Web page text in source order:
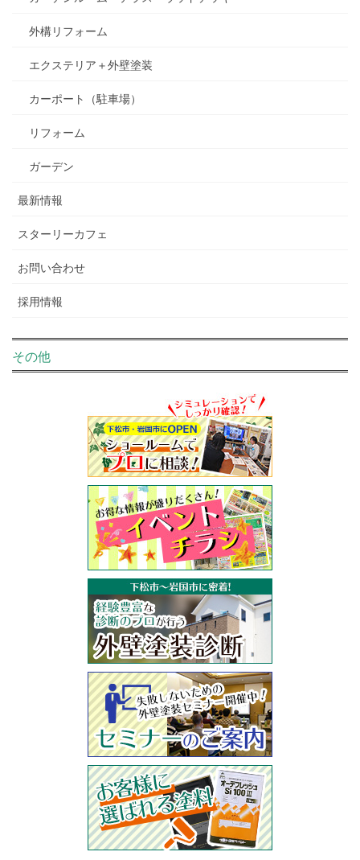
外構リフォーム
エクステリア＋外壁塗装
カーポート（駐車場）
リフォーム
ガーデン
最新情報
スターリーカフェ
お問い合わせ
採用情報
その他